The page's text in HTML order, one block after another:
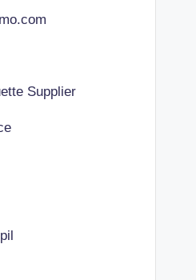
Supplier